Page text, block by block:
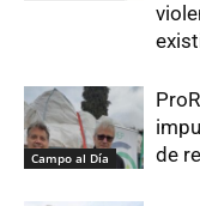
Campo al Día
de